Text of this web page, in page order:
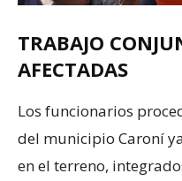
TRABAJO
AFECTADAS
Los funcionarios
del municipio Caroní
en el terreno,